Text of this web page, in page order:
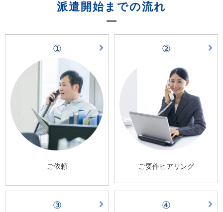
派遣開始までの流れ
①
ご依頼
②
ご要件ヒアリング
③ ④